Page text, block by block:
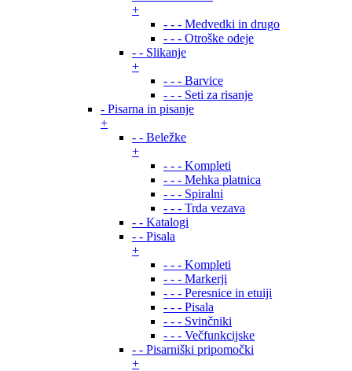
+
- - - Medvedki in drugo
- - - Otroške odeje
- - Slikanje
+
- - - Barvice
- - - Seti za risanje
- Pisarna in pisanje
+
- - Beležke
+
- - - Kompleti
- - - Mehka platnica
- - - Spiralni
- - - Trda vezava
- - Katalogi
- - Pisala
+
- - - Kompleti
- - - Markerji
- - - Peresnice in etuiji
- - - Pisala
- - - Svinčniki
- - - Večfunkcijske
- - Pisarniški pripomočki
+